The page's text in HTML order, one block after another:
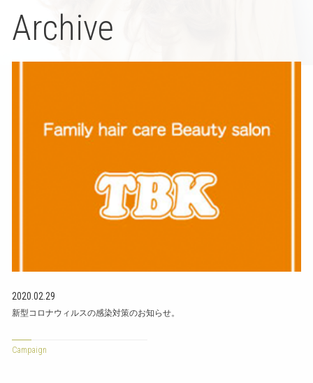
Archive
2020.02.29
新型コロナウィルスの感染対策のお知らせ。
Campaign